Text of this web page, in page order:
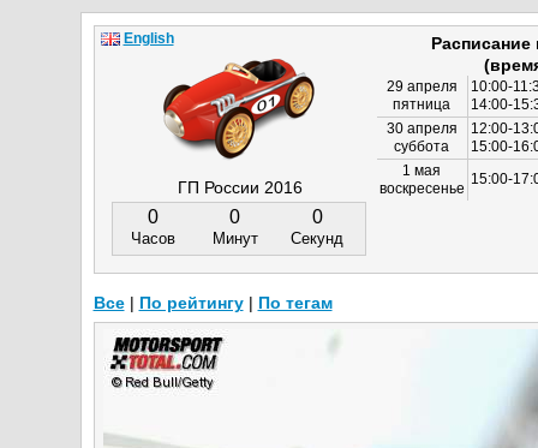
ГП России 2016
0
Часов
0
Минут
0
Секунд
29 апреля
пятница
10:00-
14:00-
30 апреля
суббота
12:00-
15:00-
1 мая
воскресенье
15:00-
English
Все| По рейтингу| По тегам